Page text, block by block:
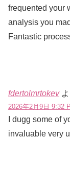
frequented your
analysis you
Fantastic
fdertolmrtokev
2026年2月9日 9:32
I dugg some of
invaluable very